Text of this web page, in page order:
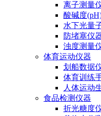
离子测量
酸碱度
水下光量
防堵塞仪
浊度测量
体育运动仪器
划船数据
体育训练
人体运动
食品检测仪器
折光糖度